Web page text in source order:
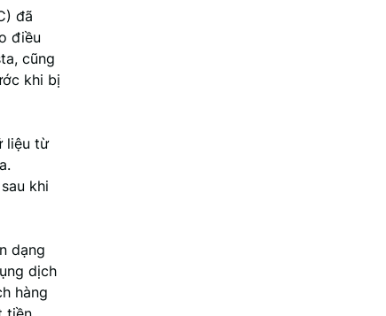
đã
điều
cũng
khi bị
liệu từ
khi
dạng
dịch
hàng